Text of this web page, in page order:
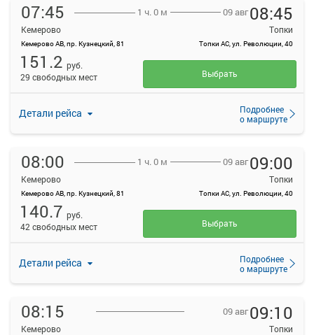
07:45
Кемерово
Кемерово АВ, пр. Кузнецкий, 81
1 ч. 0 м 09 авг08:45
Топки
Топки АС, ул. Революции, 40
Детали рейса
Подробнее
о маршруте
151.2 руб.
29 свободных мест
Выбрать
08:00
Кемерово
Кемерово АВ, пр. Кузнецкий, 81
1 ч. 0 м 09 авг09:00
Топки
Топки АС, ул. Революции, 40
Детали рейса
Подробнее
о маршруте
140.7 руб.
42 свободных мест
Выбрать
08:15
Кемерово
09 авг09:10
Топки